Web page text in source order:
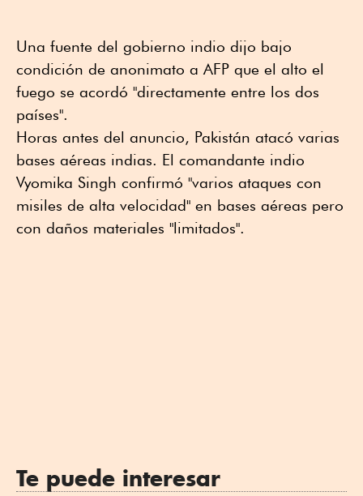
Una fuente del gobierno indio dijo bajo
condición de anonimato a AFP que el alto el
fuego se acordó "directamente entre los dos
países".
Horas antes del anuncio, Pakistán atacó varias
bases aéreas indias. El comandante indio
Vyomika Singh confirmó "varios ataques con
misiles de alta velocidad" en bases aéreas pero
con daños materiales "limitados".
Te puede interesar